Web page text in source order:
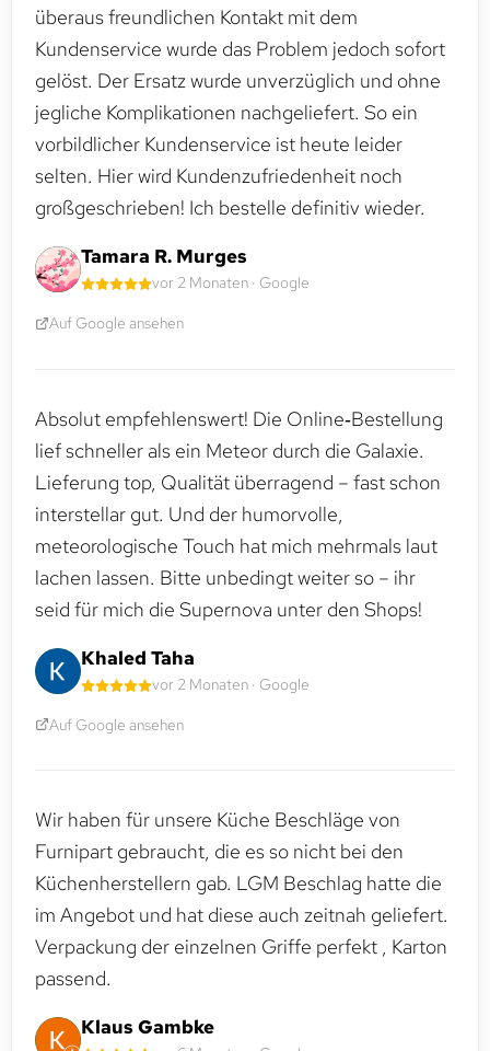
überaus freundlichen Kontakt mit dem
Kundenservice wurde das Problem jedoch sofort
gelöst. Der Ersatz wurde unverzüglich und ohne
jegliche Komplikationen nachgeliefert. So ein
vorbildlicher Kundenservice ist heute leider
selten. Hier wird Kundenzufriedenheit noch
großgeschrieben! Ich bestelle definitiv wieder.
Tamara R. Murges
vor 2 Monaten · Google
Auf Google ansehen
Absolut empfehlenswert! Die Online‑Bestellung
lief schneller als ein Meteor durch die Galaxie.
Lieferung top, Qualität überragend – fast schon
interstellar gut. Und der humorvolle,
meteorologische Touch hat mich mehrmals laut
lachen lassen. Bitte unbedingt weiter so – ihr
seid für mich die Supernova unter den Shops!
Khaled Taha
vor 2 Monaten · Google
Auf Google ansehen
Wir haben für unsere Küche Beschläge von
Furnipart gebraucht, die es so nicht bei den
Küchenherstellern gab. LGM Beschlag hatte die
im Angebot und hat diese auch zeitnah geliefert.
Verpackung der einzelnen Griffe perfekt , Karton
passend.
Klaus Gambke